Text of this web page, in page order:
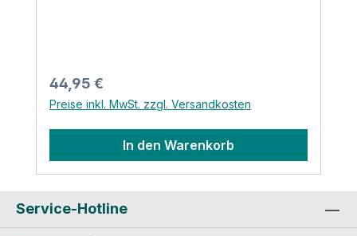
der Hand kann an eine Vorrichtung
montiert werden Ideal zum Schlitzen
großer Mengen Schlitzt gerade und
sauber, deshalb gute Klebefläche zum
Sicherheitskomfort (im Gegensatz zu
einem einfachen Messer) ohne Werkzeug
Regulärer Preis:
44,95 €
Preise inkl. MwSt. zzgl. Versandkosten
In den Warenkorb
Service-Hotline